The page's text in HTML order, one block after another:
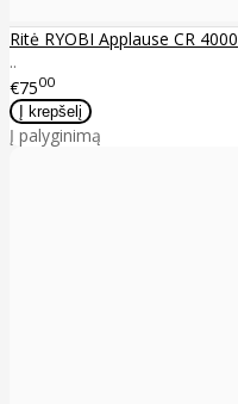
Ritė RYOBI Applause CR 4000
..
€7500
Į palyginimą